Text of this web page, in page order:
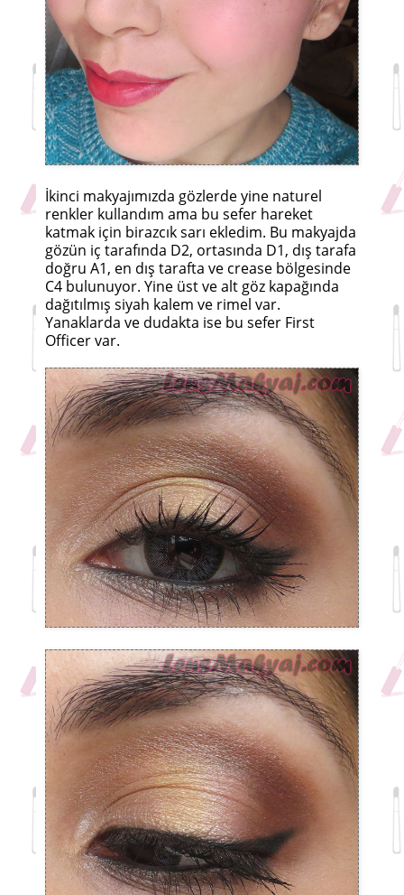
İkinci makyajımızda gözlerde yine naturel
renkler kullandım ama bu sefer hareket
katmak için birazcık sarı ekledim. Bu makyajda
gözün iç tarafında D2, ortasında D1, dış tarafa
doğru A1, en dış tarafta ve crease bölgesinde
C4 bulunuyor. Yine üst ve alt göz kapağında
dağıtılmış siyah kalem ve rimel var.
Yanaklarda ve dudakta ise bu sefer First
Officer var.